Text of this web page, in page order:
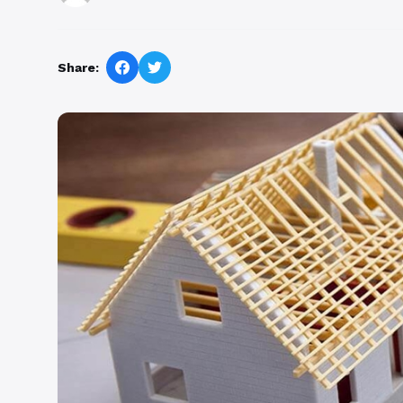
Share: